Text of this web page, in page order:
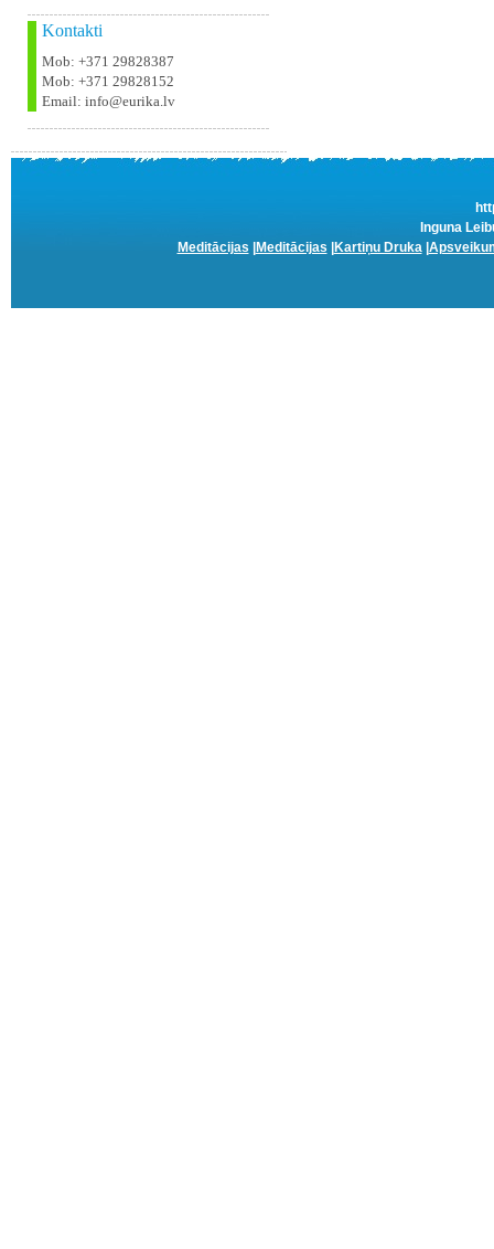
Kontakti
Mob: +371 29828387
Mob: +371 29828152
Email: info@eurika.lv
Inguna
Meditācijas
Meditācijas Kartiņu Druka|